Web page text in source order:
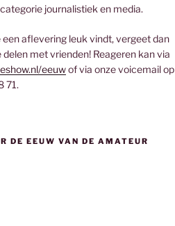
journalistiek en media.
een aflevering leuk vindt, vergeet dan
delen met vrienden! Reageren kan via
eeuwof via onze voicemail op
71.
DE EEUW VAN DE AMATEUR